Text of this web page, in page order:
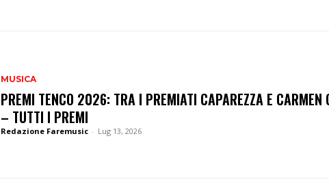
MUSICA
PREMI TENCO 2026: TRA I PREMIATI CAPAREZZA E CARMEN
– TUTTI I PREMI
Redazione Faremusic - Lug 13, 2026